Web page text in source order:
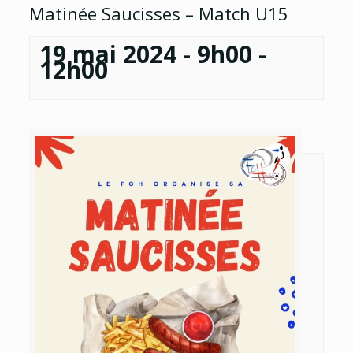
Matinée Saucisses – Match U15
19 mai 2024 - 9h00 -
12h00